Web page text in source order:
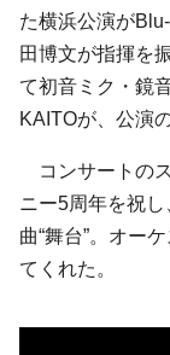
た横浜公演が
田博文が指揮を
て初音ミク・鏡
KAITOが、公演
コンサートの
ニー5周年を祝
曲“舞台”。オー
てくれた。